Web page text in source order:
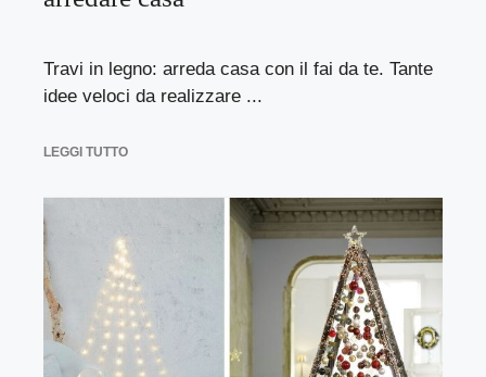
Travi in legno: arreda casa con il fai da te. Tante
idee veloci da realizzare ...
LEGGI TUTTO